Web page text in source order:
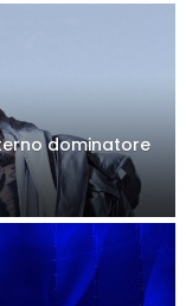
dominatore